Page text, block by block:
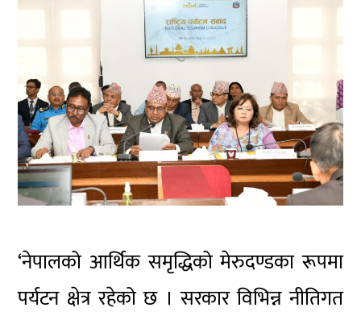
‘नेपालको आर्थिक समृद्धिको मेरुदण्डका रूपमा
पर्यटन क्षेत्र रहेको छ । सरकार विभिन्न नीतिगत